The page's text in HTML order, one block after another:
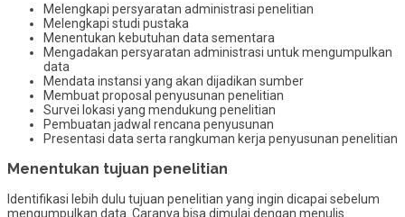
Melengkapi persyaratan administrasi penelitian
Melengkapi studi pustaka
Menentukan kebutuhan data sementara
Mengadakan persyaratan administrasi untuk mengumpulkan
data
Mendata instansi yang akan dijadikan sumber
Membuat proposal penyusunan penelitian
Survei lokasi yang mendukung penelitian
Pembuatan jadwal rencana penyusunan
Presentasi data serta rangkuman kerja penyusunan penelitian
Menentukan tujuan penelitian
Identifikasi lebih dulu tujuan penelitian yang ingin dicapai sebelum
mengumpulkan data. Caranya bisa dimulai dengan menulis